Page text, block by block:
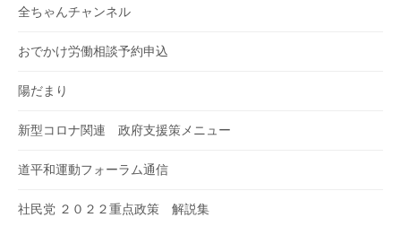
全ちゃんチャンネル
おでかけ労働相談予約申込
陽だまり
新型コロナ関連 政府支援策メニュー
道平和運動フォーラム通信
社民党 ２０２２重点政策 解説集